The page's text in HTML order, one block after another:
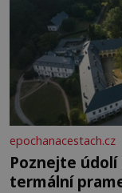
epochanacestach.cz
Poznejte
termální